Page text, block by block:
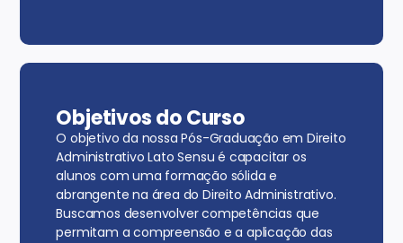
Objetivos do Curso
O objetivo da nossa Pós-Graduação em Direito
Administrativo Lato Sensu é capacitar os
alunos com uma formação sólida e
abrangente na área do Direito Administrativo.
Buscamos desenvolver competências que
permitam a compreensão e a aplicação das